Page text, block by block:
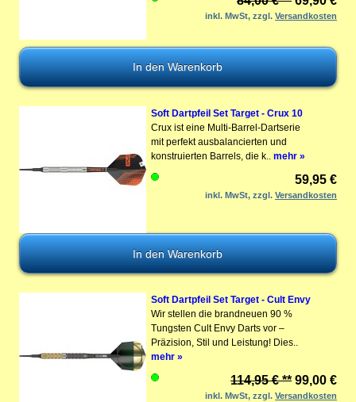
inkl. MwSt, zzgl.Versandkosten
Soft Dartpfeil Set Target - Crux 10
Crux ist eine Multi-Barrel-Dartserie
mit perfekt ausbalancierten und
konstruierten Barrels, die k.. mehr »
59,95 €
inkl. MwSt, zzgl.Versandkosten
Soft Dartpfeil Set Target - Cult Envy
Wir stellen die brandneuen 90 %
Tungsten Cult Envy Darts vor –
Präzision, Stil und Leistung! Dies..
mehr »
114,95 € ** 99,00 €
inkl. MwSt, zzgl.Versandkosten